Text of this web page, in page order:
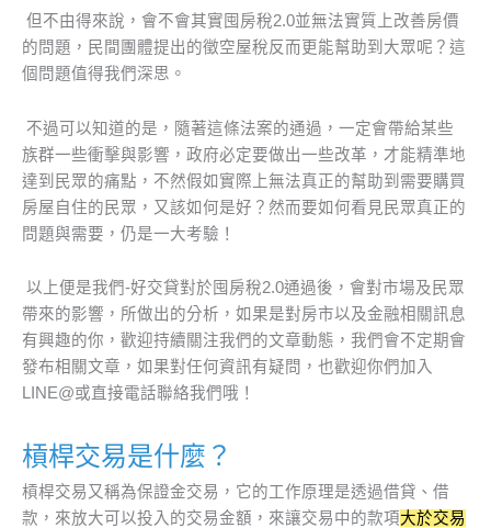
但不由得來說，會不會其實囤房稅2.0並無法實質上改善房價
的問題，民間團體提出的徵空屋稅反而更能幫助到大眾呢？這
個問題值得我們深思。
不過可以知道的是，隨著這條法案的通過，一定會帶給某些
族群一些衝擊與影響，政府必定要做出一些改革，才能精準地
達到民眾的痛點，不然假如實際上無法真正的幫助到需要購買
房屋自住的民眾，又該如何是好？然而要如何看見民眾真正的
問題與需要，仍是一大考驗！
以上便是我們-好交貸對於囤房稅2.0通過後，會對市場及民眾
帶來的影響，所做出的分析，如果是對房市以及金融相關訊息
有興趣的你，歡迎持續關注我們的文章動態，我們會不定期會
發布相關文章，如果對任何資訊有疑問，也歡迎你們加入
LINE@或直接電話聯絡我們哦！
槓桿交易是什麼？
槓桿交易又稱為保證金交易，它的工作原理是透過借貸、借
款，來放大可以投入的交易金額，來讓交易中的款項大於交易